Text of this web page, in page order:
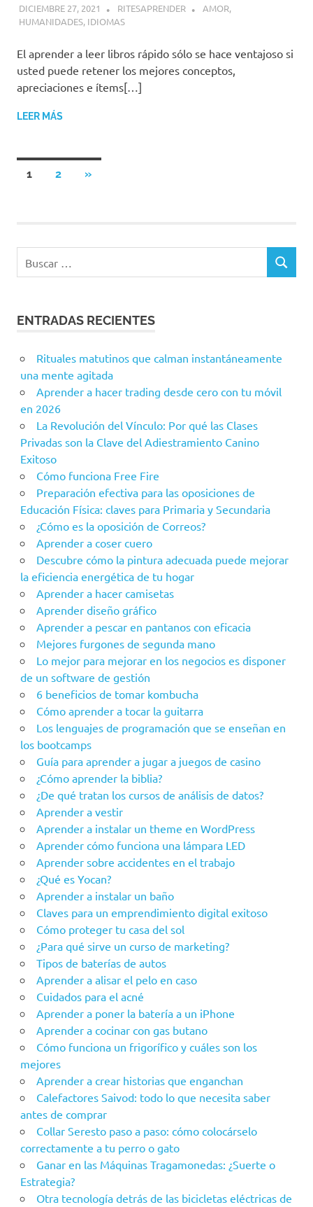
DICIEMBRE 27, 2021 RITESAPRENDER AMOR,
HUMANIDADES, IDIOMAS
El aprender a leer libros rápido sólo se hace ventajoso si
usted puede retener los mejores conceptos,
apreciaciones e ítems[…]
LEER MÁS
Paginación
1 2
SIGUIENTES
»
ENTRADAS RECIENTES
Rituales matutinos que calman instantáneamente
una mente agitada
Aprender a hacer trading desde cero con tu móvil
en 2026
La Revolución del Vínculo: Por qué las Clases
Privadas son la Clave del Adiestramiento Canino
Exitoso
Cómo funciona Free Fire
Preparación efectiva para las oposiciones de
Educación Física: claves para Primaria y Secundaria
¿Cómo es la oposición de Correos?
Aprender a coser cuero
Descubre cómo la pintura adecuada puede mejorar
la eficiencia energética de tu hogar
Aprender a hacer camisetas
Aprender diseño gráfico
Aprender a pescar en pantanos con eficacia
Mejores furgones de segunda mano
Lo mejor para mejorar en los negocios es disponer
de un software de gestión
6 beneficios de tomar kombucha
Cómo aprender a tocar la guitarra
Los lenguajes de programación que se enseñan en
los bootcamps
Guía para aprender a jugar a juegos de casino
¿Cómo aprender la biblia?
¿De qué tratan los cursos de análisis de datos?
Aprender a vestir
Aprender a instalar un theme en WordPress
Aprender cómo funciona una lámpara LED
Aprender sobre accidentes en el trabajo
¿Qué es Yocan?
Aprender a instalar un baño
Claves para un emprendimiento digital exitoso
Cómo proteger tu casa del sol
¿Para qué sirve un curso de marketing?
Tipos de baterías de autos
Aprender a alisar el pelo en caso
Cuidados para el acné
Aprender a poner la batería a un iPhone
Aprender a cocinar con gas butano
Cómo funciona un frigorífico y cuáles son los
mejores
Aprender a crear historias que enganchan
Calefactores Saivod: todo lo que necesita saber
antes de comprar
Collar Seresto paso a paso: cómo colocárselo
correctamente a tu perro o gato
Ganar en las Máquinas Tragamonedas: ¿Suerte o
Estrategia?
Otra tecnología detrás de las bicicletas eléctricas de